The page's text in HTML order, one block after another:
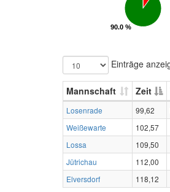
90.0 %
90.0 %
Einträge
Mannschaft Zeit
Losenrade 99,62
Weißewarte
102,57
Lossa
109,50
Jütrichau
112,00
Elversdorf
118,12